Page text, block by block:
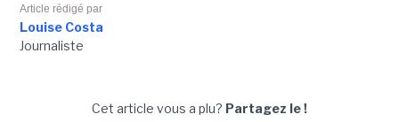
Article rédigé par
Louise Costa
Journaliste
Cet article vous a plu? Partagez le !